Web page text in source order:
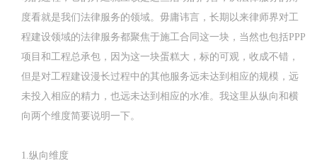
度看就是我们法律服务的领域。毋庸讳言，长期以来律师界对工
程建设领域的法律服务都聚焦于施工合同这一块，当然也包括PPP
项目和工程总承包，因为这一块蛋糕大，标的可观，收成不错，
但是对工程建设漫长过程中的其他服务远未达到相应的规模，远
未投入相应的精力，也远未达到相应的水准。我这里从纵向和横
向两个维度简要说明一下。
1.纵向维度